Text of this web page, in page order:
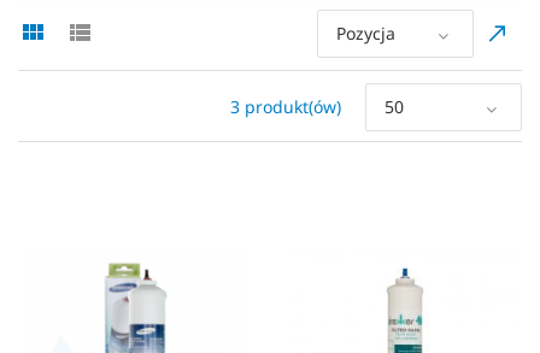
Pozycja
3 produkt(ów) 50